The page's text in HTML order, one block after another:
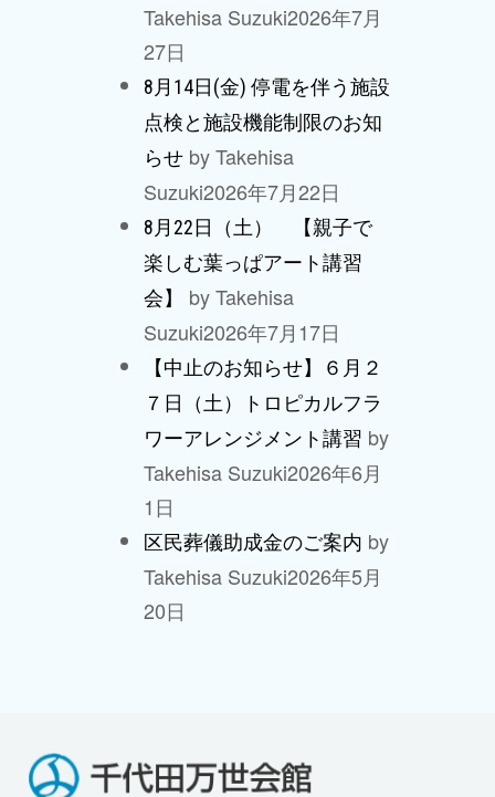
Takehisa Suzuki2026年7月
27日
8月14日(金) 停電を伴う施設
点検と施設機能制限のお知
らせ by Takehisa
Suzuki2026年7月22日
8月22日（土） 【親子で
楽しむ葉っぱアート講習
会】
by Takehisa
Suzuki2026年7月17日
【中止のお知らせ】６月２
７日（土）トロピカルフラ
ワーアレンジメント講習 by
Takehisa Suzuki2026年6月
1日
区民葬儀助成金のご案内 by
Takehisa Suzuki2026年5月
20日